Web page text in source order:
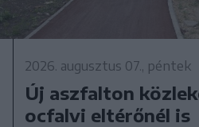
2026. augusztus 07., péntek
Új aszfalton
ocfalvi eltérőnél is